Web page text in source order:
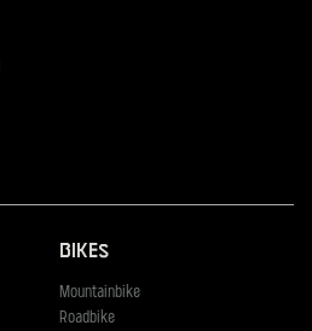
Bikes
Mountainbike
Roadbike